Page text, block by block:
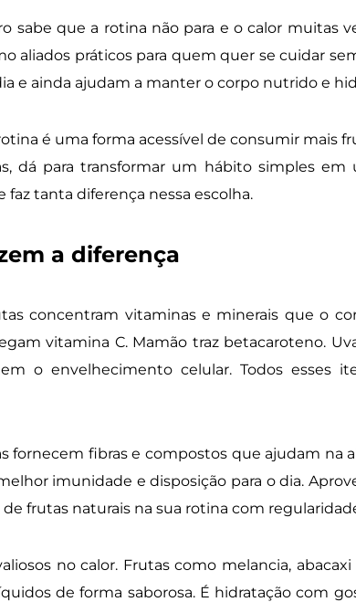
sabe que a rotina não para e o calor muitas
aliados práticos para quem quer se cuidar
e ainda ajudam a manter o corpo nutrido e
é uma forma acessível de consumir mais
dá para transformar um hábito simples em
faz tanta diferença nessa escolha.
a diferença
concentram vitaminas e minerais que o
vitamina C. Mamão traz betacaroteno.
o envelhecimento celular. Todos esses
fornecem fibras e compostos que ajudam na
imunidade e disposição para o dia.
frutas naturais na sua rotina com
no calor. Frutas como melancia,
de forma saborosa. É hidratação com